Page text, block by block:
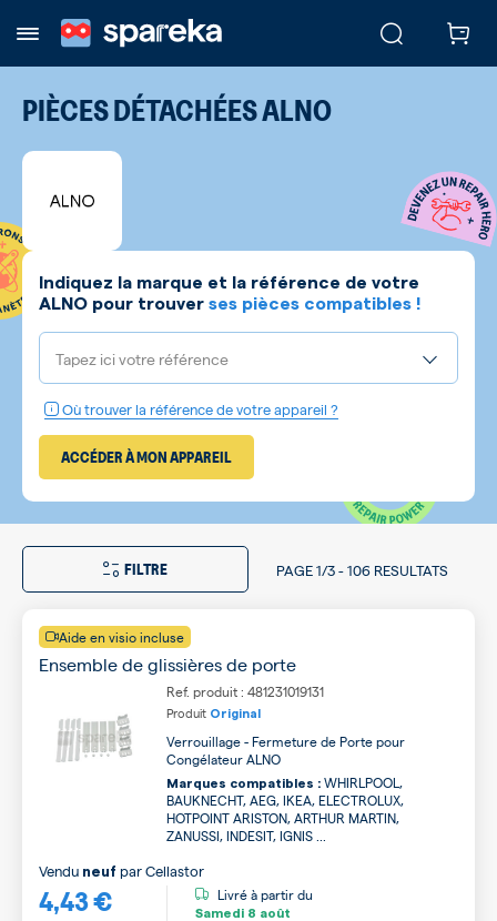
PIÈCES DÉTACHÉESALNO
Indiquez la marque et la référence de votre
ALNO pour trouver ses pièces compatibles !
Tapez ici votre référence
Où trouver la référence de votre appareil ?
ACCÉDER À MON APPAREIL
FILTRE PAGE 1/3-106 RESULTATS
Aide en visio incluse
Ensemble de glissières de porte
Ref. produit : 481231019131
Produit Original
Verrouillage - Fermeture de Porte pour
Congélateur ALNO
Marques compatibles : WHIRLPOOL,
BAUKNECHT, AEG, IKEA, ELECTROLUX,
HOTPOINT ARISTON, ARTHUR MARTIN,
ZANUSSI, INDESIT, IGNIS ...
4,43 €
Vendu neuf parCellastor
Livré à partir du
Samedi 8 août